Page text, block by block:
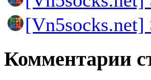
[Vn5socks.net]
Комментарии